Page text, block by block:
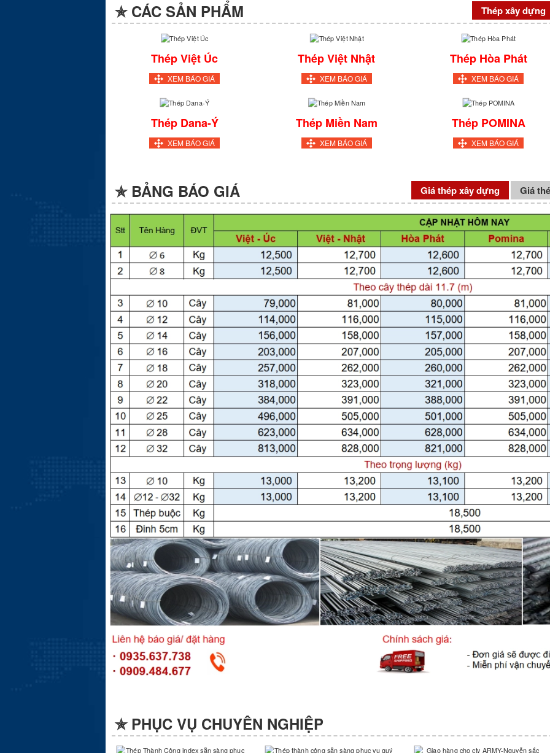
✯ CÁC SẢN PHẨM Thép xây dựng
Thép Việt Úc
XEM BÁO GIÁ
Thép Việt Nhật
XEM BÁO GIÁ
Thép Hòa Phát
XEM BÁO GIÁ
Thép Dana-Ý
XEM BÁO GIÁ
Thép Miền Nam
XEM BÁO GIÁ
Thép POMINA
XEM BÁO GIÁ
✯ BẢNG BÁO GIÁ Giá thép xây dựng Giá
✯ PHỤC VỤ CHUYÊN NGHIỆP